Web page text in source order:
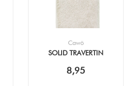
Cawö
SOLID TRAVERTIN
8,95